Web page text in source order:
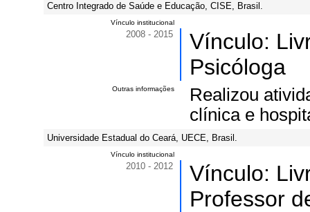
Centro Integrado de Saúde e Educação, CISE, Brasil.
Vínculo institucional
2008 - 2015
Vínculo:
Psicóloga
Outras informações
Realizou
clínica e
Universidade Estadual do Ceará, UECE, Brasil.
Vínculo institucional
2010 - 2012
Vínculo:
Professor